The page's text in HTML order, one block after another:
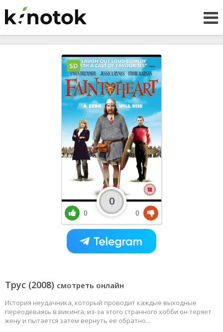
Трус (2008) смотреть онлайн
История неудачника, который проводит каждые выходные
переодеваясь в викинга, из-за этого странного хобби он теряет
жену и пытается затем вернуть ее обратно...
SD
0
0
0